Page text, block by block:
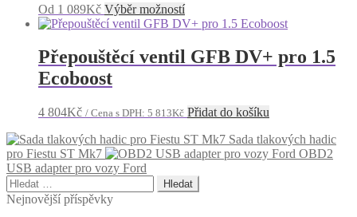
Od 1 089Kč Výběr možnostíTento
produkt
více
variant.
vybrat
stránce
produktu
Přepouštěcí ventil GFB DV+ pro 1.5
Ecoboost
4 804Kč / Cena s DPH: 5 813Kč Přidat do košíku
Sada tlakových hadic
pro Fiestu ST Mk7
OBD2
USB adapter pro vozy Ford
Vyhledávání
Nejnovější příspěvky